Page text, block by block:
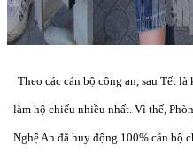
Theo các cán bộ công an, sau Tết
làm hộ chiếu nhiều nhất. Vì thế,
Nghệ An đã huy động 100% cán bộ